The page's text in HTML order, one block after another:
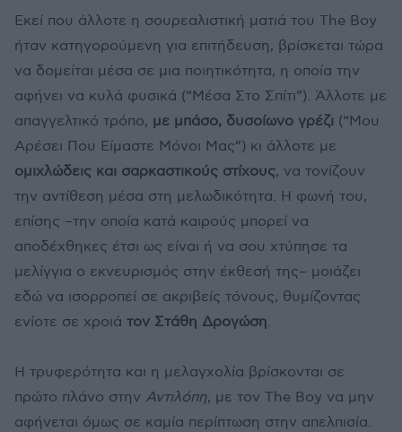
Εκεί που άλλοτε η σουρεαλιστική ματιά του The Boy
ήταν κατηγορούμενη για επιτήδευση, βρίσκεται τώρα
να δομείται μέσα σε μια ποιητικότητα, η οποία την
αφήνει να κυλά φυσικά (“Μέσα Στο Σπίτι”). Άλλοτε με
απαγγελτικό τρόπο, με μπάσο, δυσοίωνο γρέζι (“Μου
Αρέσει Που Είμαστε Μόνοι Μας”) κι άλλοτε με
ομιχλώδεις και σαρκαστικούς στίχους, να τονίζουν
την αντίθεση μέσα στη μελωδικότητα. Η φωνή του,
επίσης –την οποία κατά καιρούς μπορεί να
αποδέχθηκες έτσι ως είναι ή να σου χτύπησε τα
μελίγγια ο εκνευρισμός στην έκθεσή της– μοιάζει
εδώ να ισορροπεί σε ακριβείς τόνους, θυμίζοντας
ενίοτε σε χροιά τον Στάθη Δρογώση.
Η τρυφερότητα και η μελαγχολία βρίσκονται σε
πρώτο πλάνο στην Αντιλόπη, με τον The Boy να μην
αφήνεται όμως σε καμία περίπτωση στην απελπισία.